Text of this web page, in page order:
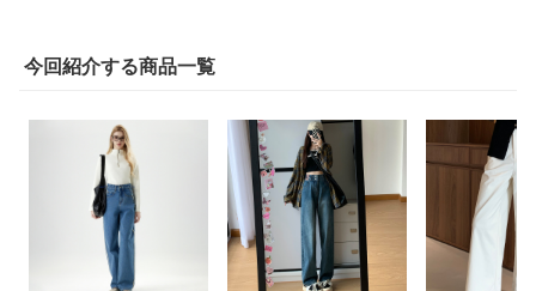
今回紹介する商品一覧